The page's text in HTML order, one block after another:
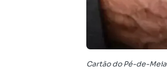
Cartão do Pé-de-Meia